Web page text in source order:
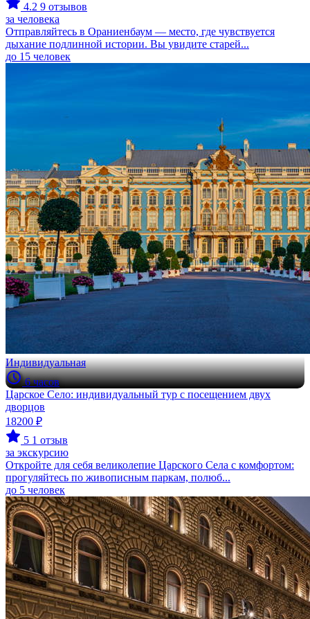
4.2 9 отзывов
за человека
Отправляйтесь в Ораниенбаум — место, где чувствуется
дыхание подлинной истории. Вы увидите старей...
до 15 человек
Индивидуальная
6 часов
Царское Село: индивидуальный тур с посещением двух
дворцов
18200 ₽
5 1 отзыв
за экскурсию
Откройте для себя великолепие Царского Села с комфортом:
прогуляйтесь по живописным паркам, полюб...
до 5 человек